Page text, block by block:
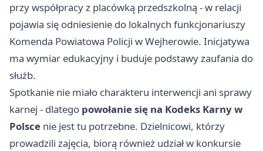
przy współpracy z placówką przedszkolną - w relacji
pojawia się odniesienie do lokalnych funkcjonariuszy
Komenda Powiatowa Policji w Wejherowie. Inicjatywa
ma wymiar edukacyjny i buduje podstawy zaufania do
służb.
Spotkanie nie miało charakteru interwencji ani sprawy
karnej - dlatego powołanie się na Kodeks Karny w
Polsce nie jest tu potrzebne. Dzielnicowi, którzy
prowadzili zajęcia, biorą również udział w konkursie